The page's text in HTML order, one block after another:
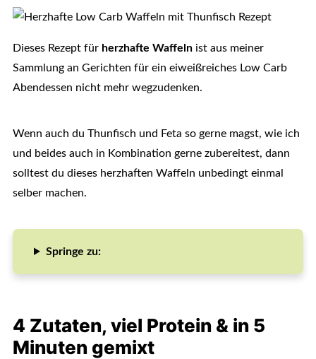
Dieses Rezept für herzhafte Waffelnist aus meiner
Sammlung an Gerichten für ein eiweißreiches Low Carb
Abendessen nicht mehr wegzudenken.
Wenn auch du Thunfisch und Feta so gerne magst, wie ich
und beides auch in Kombination gerne zubereitest, dann
solltest du dieses herzhaften Waffeln unbedingt einmal
selber machen.
Springe zu:
4 Zutaten, viel Protein & in 5
Minuten gemixt